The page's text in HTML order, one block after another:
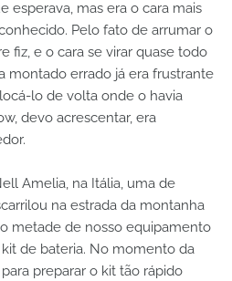
esperava, mas era o cara mais
Pelo fato de arrumar o
fiz, e o cara se virar quase todo
montado errado já era frustrante
lo de volta onde o havia
devo acrescentar, era
Amelia, na Itália, uma de
na estrada da montanha
metade de nosso equipamento
de bateria. No momento da
preparar o kit tão rápido